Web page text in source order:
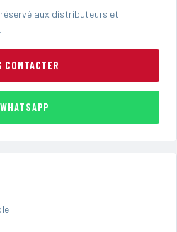
aux distributeurs et
CONTACTER